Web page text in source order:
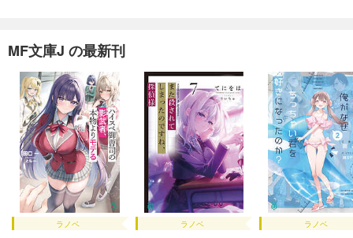
MF文庫J の最新刊
ラノベ ラノベ ラノベ